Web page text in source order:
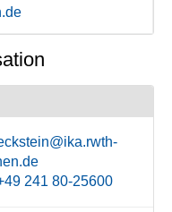
241 80-25600